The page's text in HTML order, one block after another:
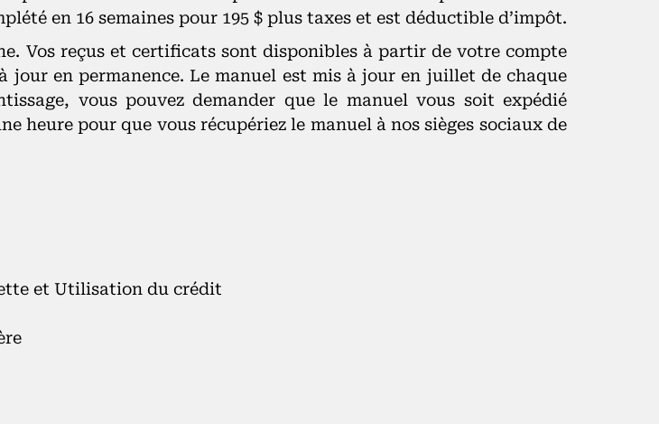
en 16 semaines pour 195 $ plus taxes et est déductible d’impôt.
Vos reçus et certificats sont disponibles à partir de votre compte
jour en permanence. Le manuel est mis à jour en juillet de chaque
vous pouvez demander que le manuel vous soit expédié
heure pour que vous récupériez le manuel à nos sièges sociaux de
et Utilisation du crédit